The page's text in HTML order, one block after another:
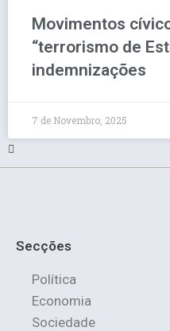
Movimentos
“terrorismo de
indemnizações
7 de Novembro, 2025
Secções
Política
Economia
Sociedade